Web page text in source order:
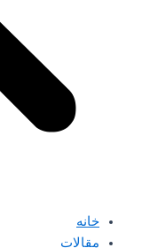
خانه
مقالات